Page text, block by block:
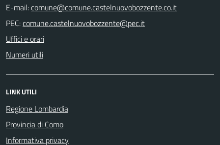
E-mail:
PEC:
Uffici e orari
Numeri utili
LINK UTILI
Regione Lombardia
Provincia di Como
Informativa privacy